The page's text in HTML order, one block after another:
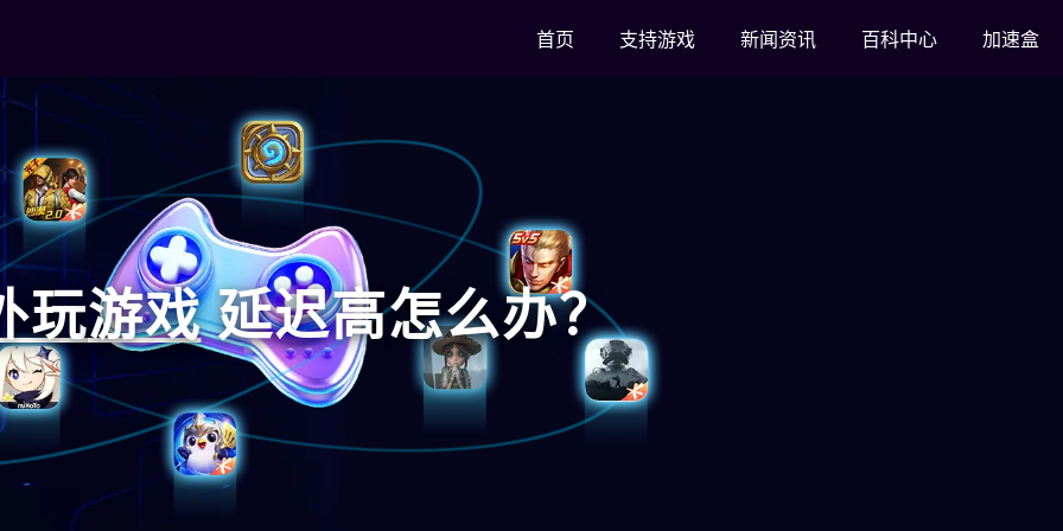
首页 支持游戏 新闻资讯 百科中心 加速盒
玩游戏 延迟高怎么办？